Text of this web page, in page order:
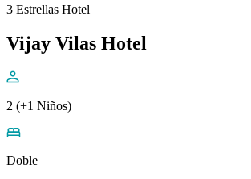
3 Estrellas Hotel
Vijay Vilas Hotel
2 (+1 Niños)
Doble